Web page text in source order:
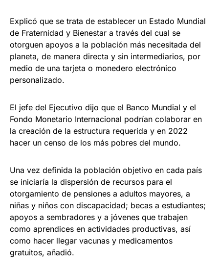
Explicó que se trata de establecer un Estado Mundial
de Fraternidad y Bienestar a través del cual se
otorguen apoyos a la población más necesitada del
planeta, de manera directa y sin intermediarios, por
medio de una tarjeta o monedero electrónico
personalizado.
El jefe del Ejecutivo dijo que el Banco Mundial y el
Fondo Monetario Internacional podrían colaborar en
la creación de la estructura requerida y en 2022
hacer un censo de los más pobres del mundo.
Una vez definida la población objetivo en cada país
se iniciaría la dispersión de recursos para el
otorgamiento de pensiones a adultos mayores, a
niñas y niños con discapacidad; becas a estudiantes;
apoyos a sembradores y a jóvenes que trabajen
como aprendices en actividades productivas, así
como hacer llegar vacunas y medicamentos
gratuitos, añadió.